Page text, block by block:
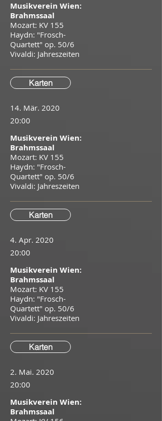
Musikverein Wien:
Brahmssaal
Mozart: KV 155
Haydn: "Frosch-
Quartett" op. 50/6
Vivaldi: Jahreszeiten
Karten
14. Mär. 2020
20:00
Musikverein Wien:
Brahmssaal
Mozart: KV 155
Haydn: "Frosch-
Quartett" op. 50/6
Vivaldi: Jahreszeiten
Karten
4. Apr. 2020
20:00
Musikverein Wien:
Brahmssaal
Mozart: KV 155
Haydn: "Frosch-
Quartett" op. 50/6
Vivaldi: Jahreszeiten
Karten
2. Mai. 2020
20:00
Musikverein Wien:
Brahmssaal